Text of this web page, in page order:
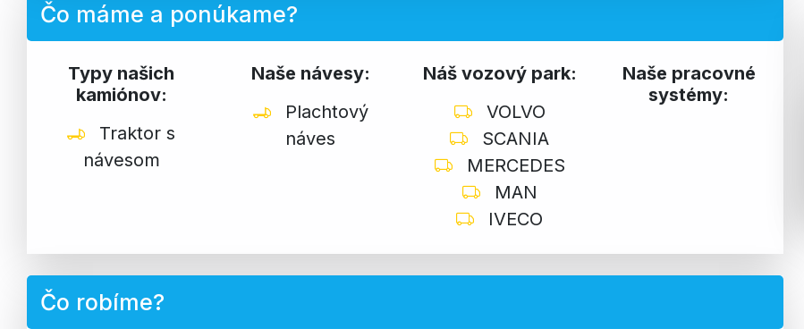
Čo máme a ponúkame?
Typy našich
kamiónov:
Traktor s
návesom
Naše návesy:
Plachtový
náves
Náš vozový park:
VOLVO
SCANIA
MERCEDES
MAN
IVECO
Naše pracovné
systémy:
Čo robíme?